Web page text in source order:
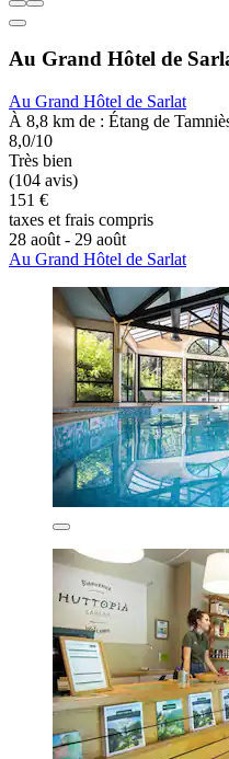
Au Grand Hôtel de
Au Grand Hôtel de Sarlat
À 8,8 km de : Étang de
8,0/10
Très bien
(104 avis)
151 €
taxes et frais compris
28 août - 29 août
Au Grand Hôtel de Sarlat